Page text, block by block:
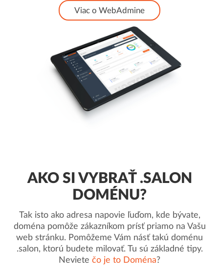
Viac o WebAdmine
AKO SI VYBRAŤ .SALON
DOMÉNU?
Tak isto ako adresa napovie ľuďom, kde bývate,
doména pomôže zákazníkom prísť priamo na Vašu
web stránku. Pomôžeme Vám násť takú doménu
.salon, ktorú budete milovať. Tu sú základné tipy.
Neviete čo je to Doména?